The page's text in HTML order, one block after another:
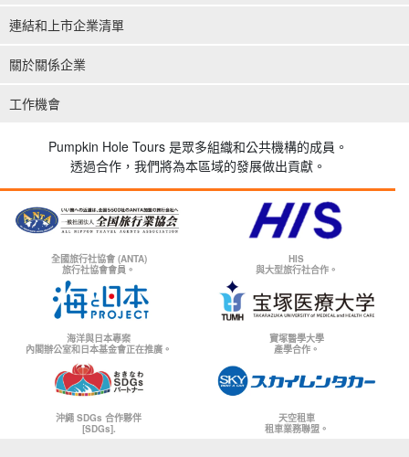
連結和上市企業清單
關於關係企業
工作機會
Pumpkin Hole Tours 是眾多組織和公共機構的成員。
透過合作，我們將為本區域的發展做出貢獻。
全國旅行社協會 (ANTA)
旅行社協會會員。
HIS
與大型旅行社合作。
海洋與日本專案
內閣辦公室和日本基金會正在推廣。
寶塚醫學大學
產學合作。
沖繩 SDGs 合作夥伴
[SDGs].
天空租車
租車業務聯盟。